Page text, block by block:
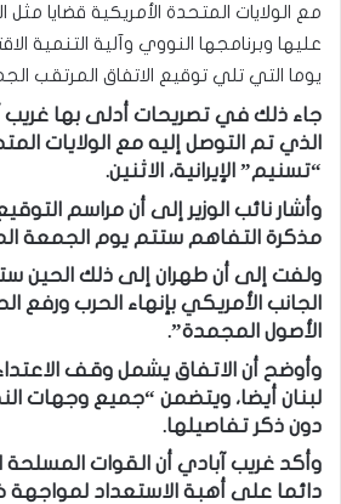
مع الولايات المتحدة الأمريكية قضايا
عليها وبرنامجها النووي وآلية التنمية
يوما التي تلي توقيع الاتفاق المرتقب
جاء ذلك في تصريحات أدلى بها غريب
الذي تم التوصل إليه مع الولايات
“تسنيم” الإيرانية، الاثنين.
وأشار نائب الوزير إلى أن مراسم
مذكرة التفاهم ستتم يوم الجمعة
ولفت إلى أن طهران إلى ذلك الحين
الجانب الأمريكي بإنهاء الحرب ورفع
الأصول المجمدة”.
وأوضح أن الاتفاق يشمل وقف
لبنان أيضا، ويتضمن “جميع وجهات
دون ذكر تفاصيلها.
وأكد غريب آبادي أن القوات المسلحة
دائما على أهبة الاستعداد